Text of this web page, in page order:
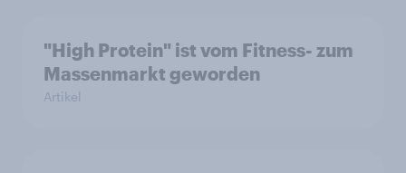
"High Protein" ist vom Fitness- zum
Massenmarkt geworden
Artikel